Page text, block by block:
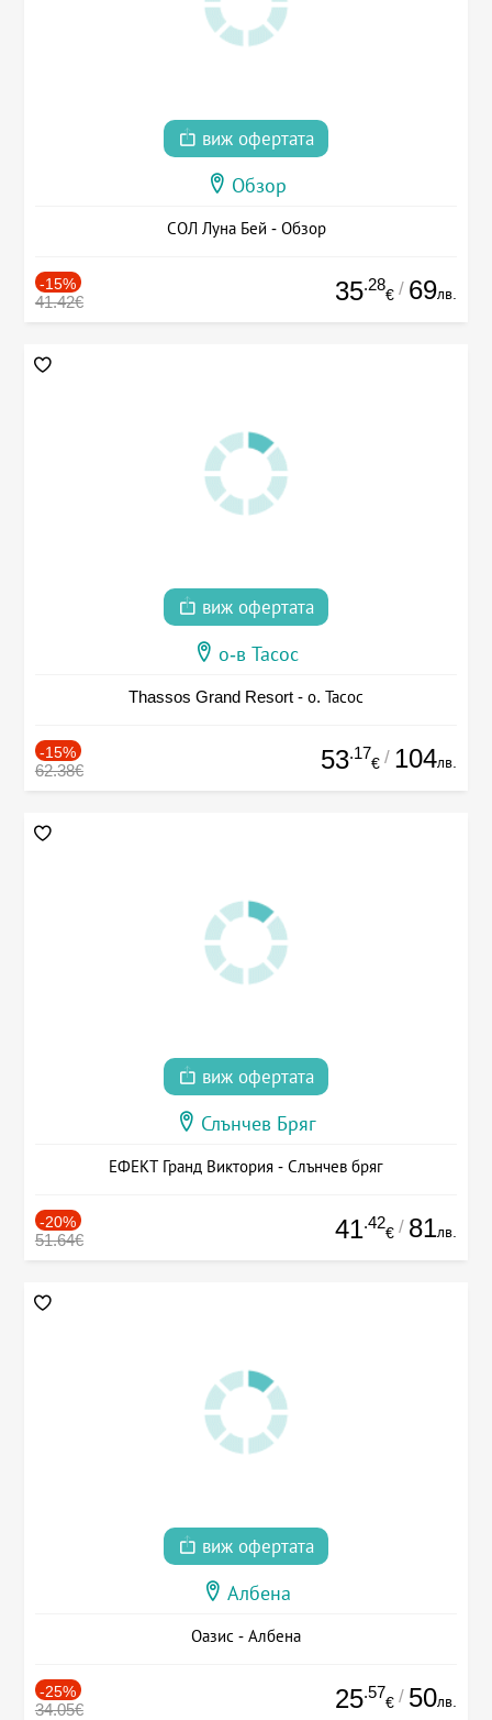
виж офертата
Обзор
СОЛ Луна Бей - Обзор
-15%
41.42€ 35.28
€ / 69лв.
виж офертата
о-в Тасос
Thassos Grand Resort - о. Тасос
-15%
62.38€ 53.17
€ / 104лв.
виж офертата
Слънчев Бряг
ЕФЕКТ Гранд Виктория - Слънчев бряг
-20%
51.64€ 41.42
€ / 81лв.
виж офертата
Албена
Оазис - Албена
-25%
34.05€ 25.57
€ / 50лв.